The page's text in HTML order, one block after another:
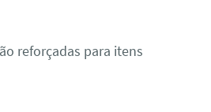
reforçadas para itens